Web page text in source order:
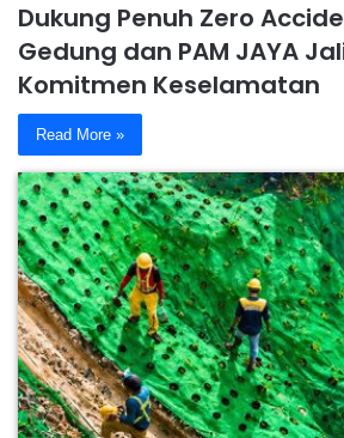
Dukung Penuh Zero
Gedung dan PAM JAYA
Komitmen Keselamatan
Read More »